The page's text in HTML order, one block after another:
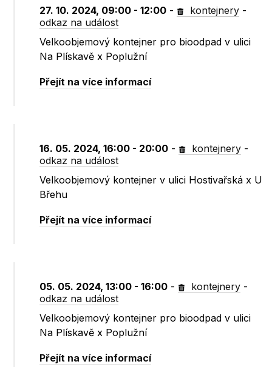
27. 10. 2024, 09:00 - 12:00 - kontejnery -
odkaz na událost
Velkoobjemový kontejner pro bioodpad v ulici
Na Plískavě x Poplužní
Přejít na více informací
16. 05. 2024, 16:00 - 20:00 - kontejnery -
odkaz na událost
Velkoobjemový kontejner v ulici Hostivařská x U
Břehu
Přejít na více informací
05. 05. 2024, 13:00 - 16:00 - kontejnery -
odkaz na událost
Velkoobjemový kontejner pro bioodpad v ulici
Na Plískavě x Poplužní
Přejít na více informací